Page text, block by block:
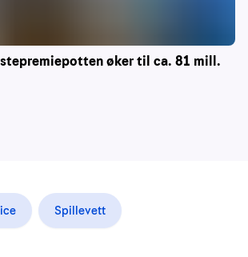
øker til ca. 81 mill.
Spillevett